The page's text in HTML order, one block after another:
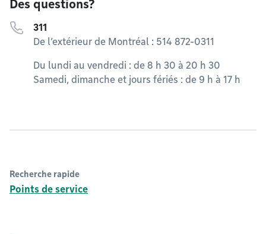
Des questions?
311
De l’extérieur de Montréal : 514 872-0311
Du lundi au vendredi : de 8 h 30 à 20 h 30
Samedi, dimanche et jours fériés : de 9 h à 17 h
Recherche rapide
Points de service